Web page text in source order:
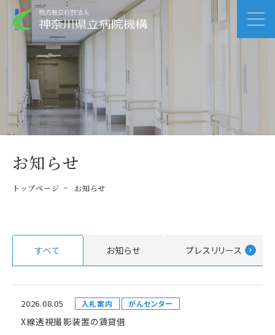
お知らせ
トップページ お知らせ
すべて お知らせ プレスリリース
2026.08.05 入札案内 がんセンター
X線透視撮影装置の賃貸借